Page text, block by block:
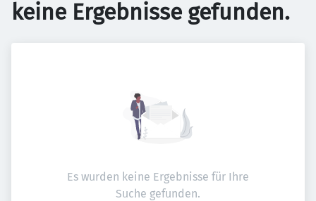
keine Ergebnisse gefunden.
Es wurden keine Ergebnisse für Ihre
Suche gefunden.